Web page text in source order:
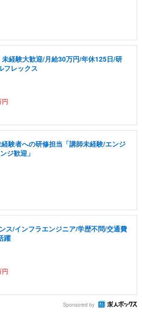
未経験大歓迎/月給30万円/年休125日/研
フレックス
円
験者への研修担当「講師未経験/エンジ
ジ歓迎」
ス/インフラエンジニア/学歴不問/交通費
躍
円
Sponsored by